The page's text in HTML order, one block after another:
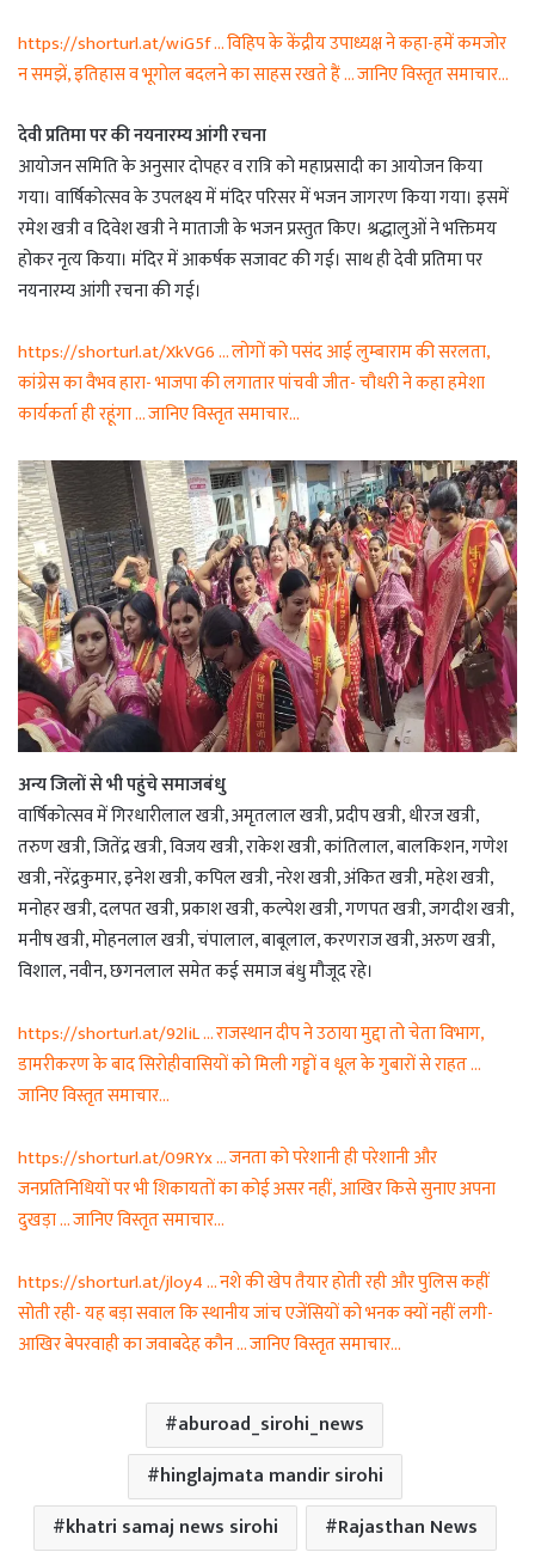
https://shorturl.at/wiG5f … विहिप के केंद्रीय उपाध्यक्ष ने कहा-हमें कमजोर
न समझें, इतिहास व भूगोल बदलने का साहस रखते हैं … जानिए विस्तृत समाचार…
देवी प्रतिमा पर की नयनारम्य आंगी रचना
आयोजन समिति के अनुसार दोपहर व रात्रि को महाप्रसादी का आयोजन किया
गया। वार्षिकोत्सव के उपलक्ष्य में मंदिर परिसर में भजन जागरण किया गया। इसमें
रमेश खत्री व दिवेश खत्री ने माताजी के भजन प्रस्तुत किए। श्रद्धालुओं ने भक्तिमय
होकर नृत्य किया। मंदिर में आकर्षक सजावट की गई। साथ ही देवी प्रतिमा पर
नयनारम्य आंगी रचना की गई।
https://shorturl.at/XkVG6 … लोगों को पसंद आई लुम्बाराम की सरलता,
कांग्रेस का वैभव हारा- भाजपा की लगातार पांचवी जीत- चौधरी ने कहा हमेशा
कार्यकर्ता ही रहूंगा … जानिए विस्तृत समाचार…
अन्य जिलों से भी पहुंचे समाजबंधु
वार्षिकोत्सव में गिरधारीलाल खत्री, अमृतलाल खत्री, प्रदीप खत्री, धीरज खत्री,
तरुण खत्री, जितेंद्र खत्री, विजय खत्री, राकेश खत्री, कांतिलाल, बालकिशन, गणेश
खत्री, नरेंद्रकुमार, इनेश खत्री, कपिल खत्री, नरेश खत्री, अंकित खत्री, महेश खत्री,
मनोहर खत्री, दलपत खत्री, प्रकाश खत्री, कल्पेश खत्री, गणपत खत्री, जगदीश खत्री,
मनीष खत्री, मोहनलाल खत्री, चंपालाल, बाबूलाल, करणराज खत्री, अरुण खत्री,
विशाल, नवीन, छगनलाल समेत कई समाज बंधु मौजूद रहे।
https://shorturl.at/92liL … राजस्थान दीप ने उठाया मुद्दा तो चेता विभाग,
डामरीकरण के बाद सिरोहीवासियों को मिली गड्ढों व धूल के गुबारों से राहत …
जानिए विस्तृत समाचार…
https://shorturl.at/09RYx … जनता को परेशानी ही परेशानी और
जनप्रतिनिधियों पर भी शिकायतों का कोई असर नहीं, आखिर किसे सुनाए अपना
दुखड़ा … जानिए विस्तृत समाचार…
https://shorturl.at/jloy4 … नशे की खेप तैयार होती रही और पुलिस कहीं
सोती रही- यह बड़ा सवाल कि स्थानीय जांच एजेंसियों को भनक क्यों नहीं लगी-
आखिर बेपरवाही का जवाबदेह कौन … जानिए विस्तृत समाचार…
aburoad_sirohi_news
hinglajmata mandir sirohi
khatri samaj news sirohi
Rajasthan News